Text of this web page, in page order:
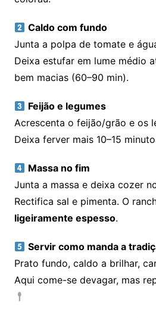
Caldo com fundo
Junta a polpa de tomate e
Deixa estufar em lume médio
bem macias (60–90 min).
Feijão e legumes
Acrescenta o feijão/grão e os
Deixa ferver mais 10–15
Massa no fim
Junta a massa e deixa cozer
Rectifica sal e pimenta. O
ligeiramente espesso.
Servir como manda a
Prato fundo, caldo a brilhar,
Aqui come-se devagar, mas